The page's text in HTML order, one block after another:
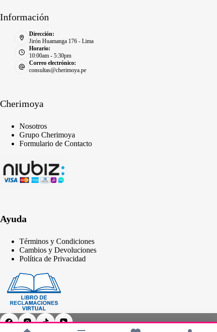
Información
Dirección:
Jirón Huamanga 176 - Lima
Horario:
10:00am - 5:30pm
Correo electrónico:
consultas@cherimoya.pe
Cherimoya
Nosotros
Grupo Cherimoya
Formulario de Contacto
Ayuda
Términos y Condiciones
Cambios y Devoluciones
Política de Privacidad